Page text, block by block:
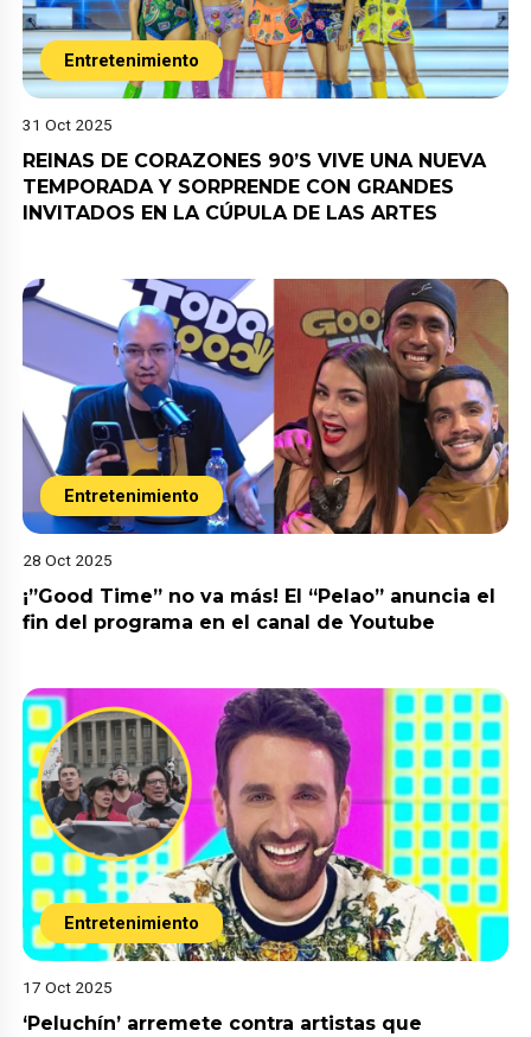
Entretenimiento
31 Oct 2025
REINAS DE CORAZONES 90’S VIVE UNA NUEVA
TEMPORADA Y SORPRENDE CON GRANDES
INVITADOS EN LA CÚPULA DE LAS ARTES
Entretenimiento
28 Oct 2025
¡”Good Time” no va más! El “Pelao” anuncia el
fin del programa en el canal de Youtube
Entretenimiento
17 Oct 2025
‘Peluchín’ arremete contra artistas que